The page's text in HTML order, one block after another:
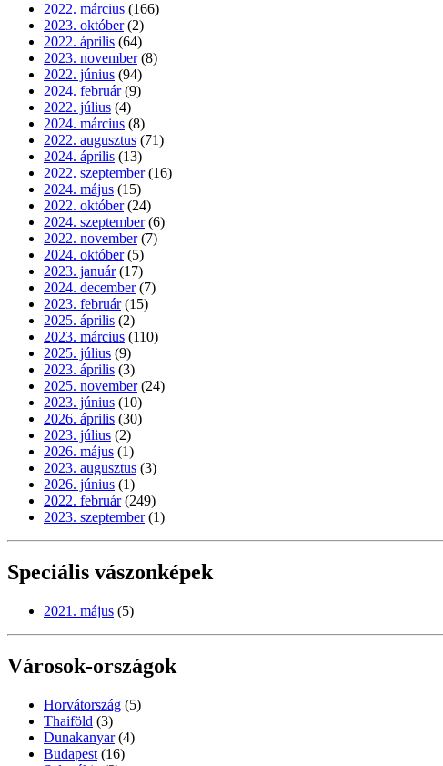
2022. március (166)
2023. október (2)
2022. április (64)
2023. november (8)
2022. június (94)
2024. február (9)
2022. július (4)
2024. március (8)
2022. augusztus (71)
2024. április (13)
2022. szeptember (16)
2024. május (15)
2022. október (24)
2024. szeptember (6)
2022. november (7)
2024. október (5)
2023. január (17)
2024. december (7)
2023. február (15)
2025. április (2)
2023. március (110)
2025. július (9)
2023. április (3)
2025. november (24)
2023. június (10)
2026. április (30)
2023. július (2)
2026. május (1)
2023. augusztus (3)
2026. június (1)
2022. február (249)
2023. szeptember (1)
Speciális vászonképek
2021. május (5)
Városok-országok
Horvátország (5)
Thaiföld (3)
Dunakanyar (4)
Budapest (16)